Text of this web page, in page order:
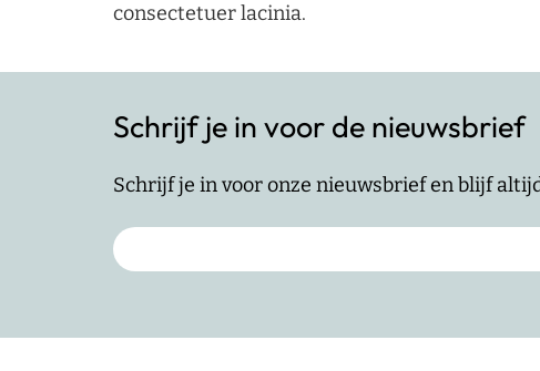
consectetuer lacinia.
Schrijf je in voor de nieuwsbrief
Schrijf je in voor onze nieuwsbrief en blijf